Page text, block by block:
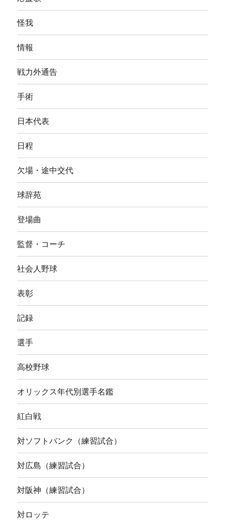
怪我
情報
戦力外通告
手術
日本代表
日程
欠場・途中交代
球辞苑
登場曲
監督・コーチ
社会人野球
表彰
記録
選手
高校野球
オリックス年代別選手名鑑
紅白戦
対ソフトバンク（練習試合）
対広島（練習試合）
対阪神（練習試合）
対ロッテ